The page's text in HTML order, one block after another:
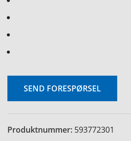
SEND FORESPØRSEL
Produktnummer: 593772301